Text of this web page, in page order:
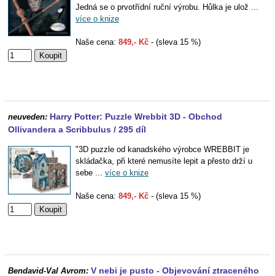
Jedná se o prvotřídní ruční výrobu. Hůlka je ulož ...
více o knize
Naše cena: 849,- Kč - (sleva 15 %)
neuveden: Harry Potter: Puzzle Wrebbit 3D - Obchod
Ollivandera a Scribbulus / 295 díl
"3D puzzle od kanadského výrobce WREBBIT je
skládačka, při které nemusíte lepit a přesto drží u
sebe ... více o knize
Naše cena: 849,- Kč - (sleva 15 %)
Bendavid-Val Avrom: V nebi je pusto - Objevování ztraceného